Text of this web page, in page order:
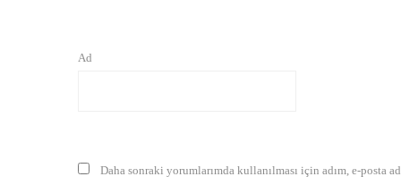
Ad
Daha sonraki yorumlarımda kullanılması için adım, e-posta